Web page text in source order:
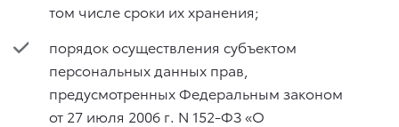
том числе сроки их хранения;
порядок осуществления субъектом
персональных данных прав,
предусмотренных Федеральным законом
от 27 июля 2006 г. N 152-ФЗ «О